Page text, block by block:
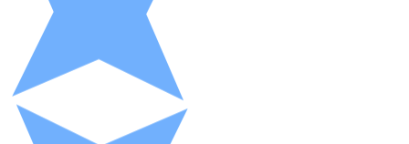
Compra criptomonedas con efectivo en tu tienda más
Comprar con efectivo
Transferencia SEPA
Añade fondos a tu cuenta Bitnovo o realiza compras